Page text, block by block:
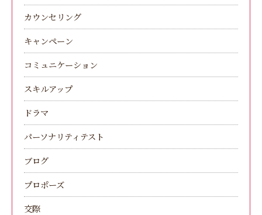
カウンセリング
キャンペーン
コミュニケーション
スキルアップ
ドラマ
パーソナリティテスト
ブログ
プロポーズ
交際